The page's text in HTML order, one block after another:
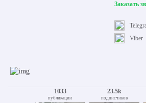
Заказать
Viber
1033
публикации
23.5k
подписчиков